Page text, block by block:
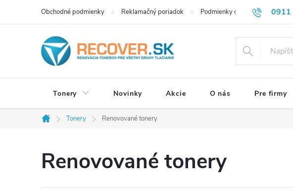
0911
Obchodné podmienky Reklamačný poriadok Podmienky ochrany osobných
Tonery Novinky Akcie O nás Pre firmy
Domov
Tonery Renovované tonery
Renovované tonery